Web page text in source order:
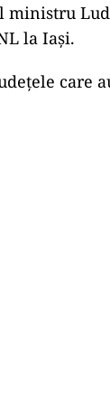
ministru
la Iaşi.
care